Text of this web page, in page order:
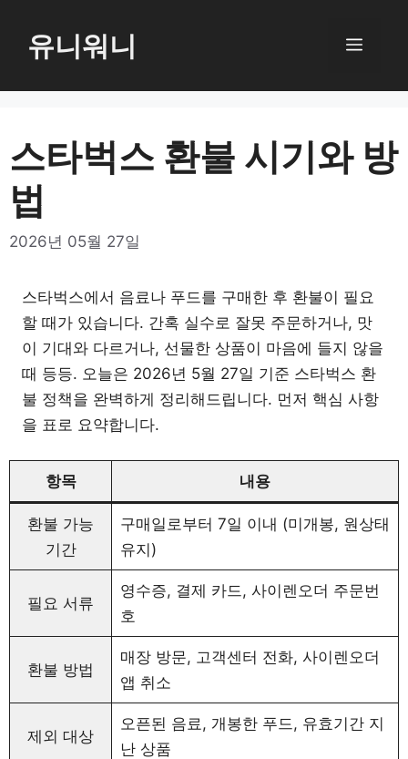
로
뛰
기
유니워니 메
스타벅스 환불 시기와 방
법
2026년 05월 27일
스타벅스에서 음료나 푸드를 구매한 후 환불이 필요
할 때가 있습니다. 간혹 실수로 잘못 주문하거나, 맛
이 기대와 다르거나, 선물한 상품이 마음에 들지 않을
때 등등. 오늘은 2026년 5월 27일 기준 스타벅스 환
불 정책을 완벽하게 정리해드립니다. 먼저 핵심 사항
을 표로 요약합니다.
항목 내용
환불 가능
기간
구매일로부터 7일 이내 (미개봉, 원상태
유지)
필요 서류
영수증, 결제 카드, 사이렌오더 주문번
호
환불 방법
매장 방문, 고객센터 전화, 사이렌오더
앱 취소
제외 대상
오픈된 음료, 개봉한 푸드, 유효기간 지
난 상품